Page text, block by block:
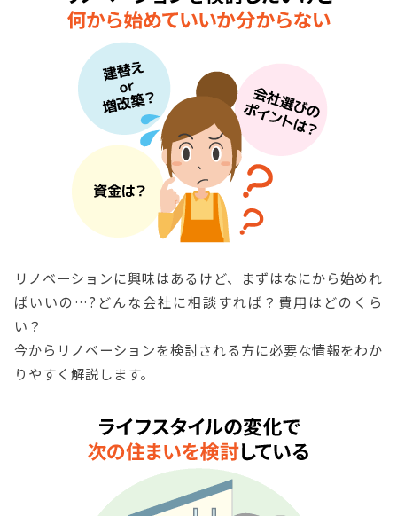
リノベーションに興味はあるけど、まずはなにから始めれ
ばいいの…?どんな会社に相談すれば？費用はどのくら
い？
今からリノベーションを検討される方に必要な情報をわか
りやすく解説します。